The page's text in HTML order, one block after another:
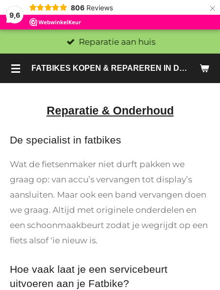
9,6
806 Reviews ×
FATBIKES KOPEN & REPAREREN IN DEN HAAG EN ZOETERMEER - SACHE BIKES
Reparatie aan huis
Reparatie & Onderhoud
De specialist in fatbikes
Wat de fietsenmaker niet durft pakken we
graag op: van accu’s vervangen tot display’s
aansluiten. Maar ook een band vervangen doen
we graag. Altijd met originele onderdelen en
een schoonmaakbeurt zodat je wegrijdt op een
fiets alsof ‘ie nieuw is.
Hoe vaak laat je een servicebeurt
uitvoeren aan je Fatbike?